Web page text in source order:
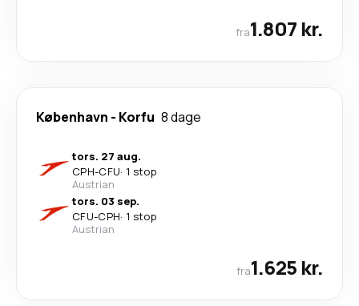
fra1.807 kr.
København - Korfu 8 dage
tors. 27 aug.
CPH-CFU· 1 stop
Austrian
tors. 03 sep.
CFU-CPH· 1 stop
Austrian
fra1.625 kr.